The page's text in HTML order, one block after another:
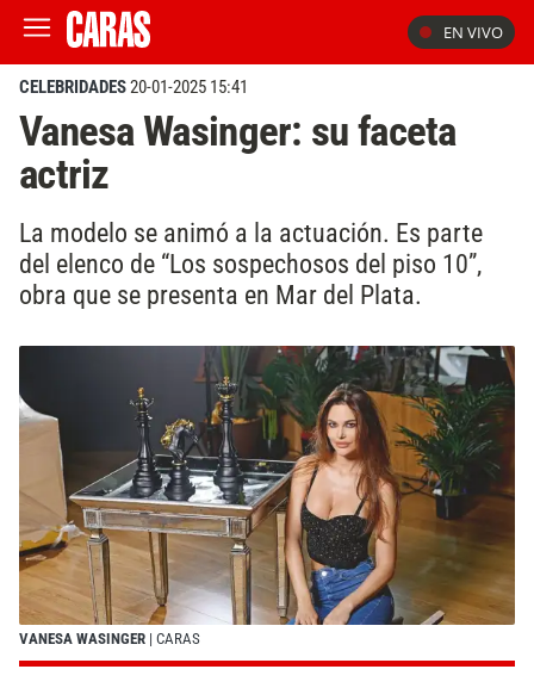
EN VIVO
CELEBRIDADES20-01-2025 15:41
Vanesa Wasinger: su faceta
actriz
La modelo se animó a la actuación. Es parte
del elenco de “Los sospechosos del piso 10”,
obra que se presenta en Mar del Plata.
VANESA WASINGER | CARAS